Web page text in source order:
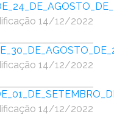
Gestão
14/12/2022
14/12/2022
14/12/2022